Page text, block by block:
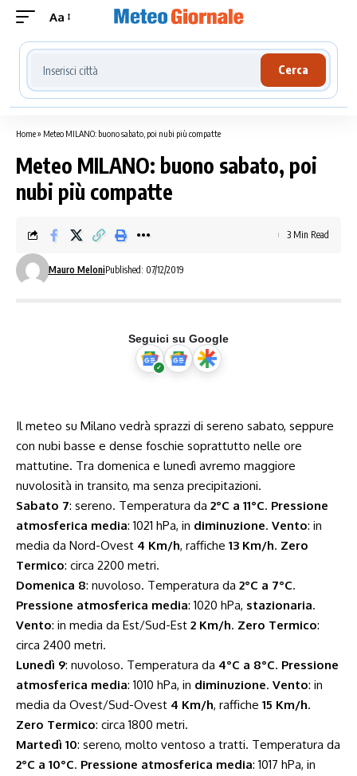
Aa
Cerca località meteo
Cerca
Home» Meteo MILANO: buono sabato, poi nubi più compatte
Meteo MILANO: buono sabato, poi
nubi più compatte
Mauro MeloniPublished: 07/12/2019
3 Min Read
Seguici su Google
Il meteo su Milano vedrà sprazzi di sereno sabato, seppure
con nubi basse e dense foschie soprattutto nelle ore
mattutine. Tra domenica e lunedì avremo maggiore
nuvolosità in transito, ma senza precipitazioni.
Sabato 7: sereno. Temperatura da 2°C a 11°C. Pressione
atmosferica media: 1021 hPa, in diminuzione. Vento: in
media da Nord-Ovest 4 Km/h, raffiche 13 Km/h. Zero
Termico: circa 2200 metri.
Domenica 8: nuvoloso. Temperatura da 2°C a 7°C.
Pressione atmosferica media: 1020 hPa, stazionaria.
Vento: in media da Est/Sud-Est 2 Km/h. Zero Termico:
circa 2400 metri.
Lunedì 9: nuvoloso. Temperatura da 4°C a 8°C. Pressione
atmosferica media: 1010 hPa, in diminuzione. Vento: in
media da Ovest/Sud-Ovest 4 Km/h, raffiche 15 Km/h.
Zero Termico: circa 1800 metri.
Martedì 10: sereno, molto ventoso a tratti. Temperatura da
2°C a 10°C. Pressione atmosferica media: 1017 hPa, in